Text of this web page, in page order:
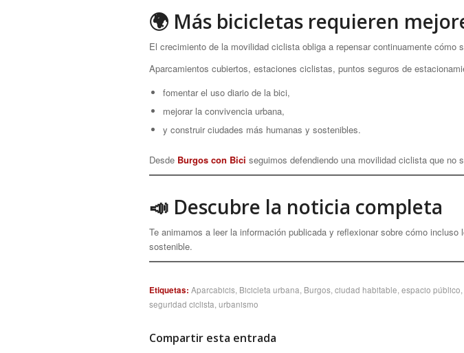
🌍 Más bicicletas requieren
El crecimiento de la movilidad ciclista obliga a repensar continuamente cómo
Aparcamientos cubiertos, estaciones ciclistas, puntos seguros de
fomentar el uso diario de la bici,
mejorar la convivencia urbana,
y construir ciudades más humanas y sostenibles.
Desde Burgos con Bici seguimos defendiendo una movilidad ciclista que no
📣 Descubre la noticia completa
Te animamos a leer la información publicada y reflexionar sobre cómo
sostenible.
Etiquetas: Aparcabicis Bicicleta urbana Burgos ciudad habitable espacio público
seguridad ciclista urbanismo
Compartir esta entrada